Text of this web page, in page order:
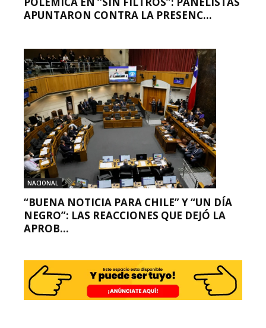
APUNTARON CONTRA LA PRESENC...
NACIONAL
“BUENA NOTICIA PARA CHILE” Y “UN DÍA
NEGRO”: LAS REACCIONES QUE DEJÓ LA
APROB...